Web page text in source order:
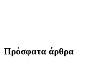
Πρόσφατα άρθρα